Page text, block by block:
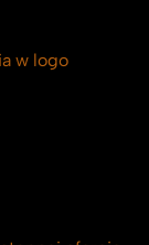
w logo